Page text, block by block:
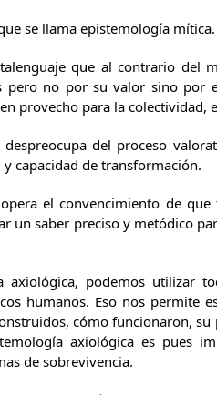
se llama epistemología mítica.
que al contrario del
pero no por su valor sino por
provecho para la colectividad,
del proceso
capacidad de transformación.
el convencimiento de
un saber preciso y metódico
axiológica, podemos utilizar
humanos. Eso nos permite
cómo funcionaron,
axiológica es pues
de sobrevivencia.